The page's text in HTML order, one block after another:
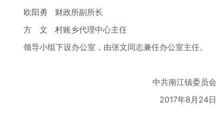
欧阳勇 财政所副所长
方 文 村账乡代理中心主任
领导小组下设办公室，由张文同志兼任办公室主任。
中共南江镇委员会
2017年8月24日